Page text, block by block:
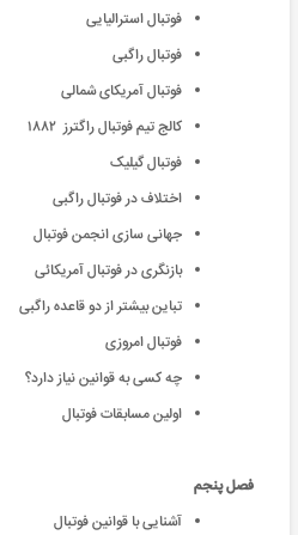
فوتبال استرالیایی
فوتبال راگبی
فوتبال آمریکای شمالی
کالج تیم فوتبال راگترز ۱۸۸۲
فوتبال گیلیک
اختلاف در فوتبال راگبی
جهانی سازی انجمن فوتبال
بازنگری در فوتبال آمریکائی
تباین بیشتر از دو قاعده راگبی
فوتبال امروزی
چه کسی به قوانین نیاز دارد؟
اولین مسابقات فوتبال
فصل پنجم
آشنایی با قوانین فوتبال